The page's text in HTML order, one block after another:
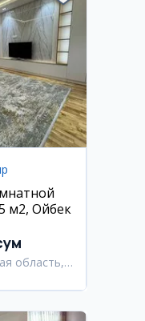
м2, Ойбек
область,